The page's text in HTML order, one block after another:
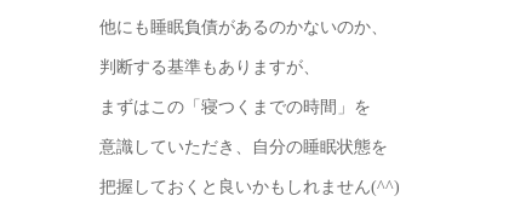
他にも睡眠負債があるのかないのか、
判断する基準もありますが、
まずはこの「寝つくまでの時間」を
意識していただき、自分の睡眠状態を
把握しておくと良いかもしれません(^^)